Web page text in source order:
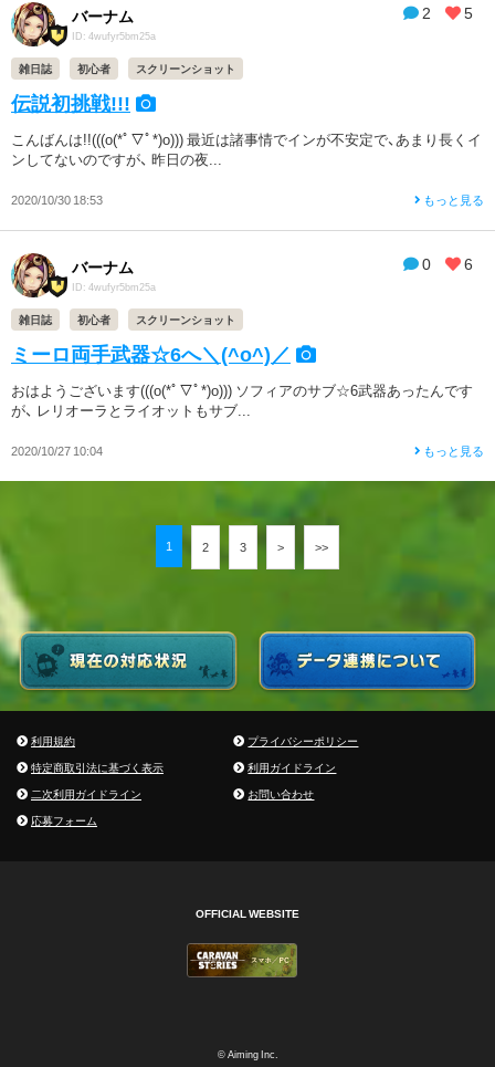
2 5
バーナム
ID: 4wufyr5bm25a
雑日誌 初心者 スクリーンショット
伝説初挑戦!!!
こんばんは!!(((o(*ﾟ▽ﾟ*)o))) 最近は諸事情でインが不安定で、あまり長くイ
ンしてないのですが、 昨日の夜...
2020/10/30 18:53 もっと見る
0 6
バーナム
ID: 4wufyr5bm25a
雑日誌 初心者 スクリーンショット
ミーロ両手武器☆6へ＼(^o^)／
おはようございます(((o(*ﾟ▽ﾟ*)o))) ソフィアのサブ☆6武器あったんです
が、 レリオーラとライオットもサブ...
2020/10/27 10:04 もっと見る
1 2 3 > >>
利用規約
プライバシーポリシー
特定商取引法に基づく表示
利用ガイドライン
二次利用ガイドライン
お問い合わせ
応募フォーム
OFFICIAL WEBSITE
© Aiming Inc.